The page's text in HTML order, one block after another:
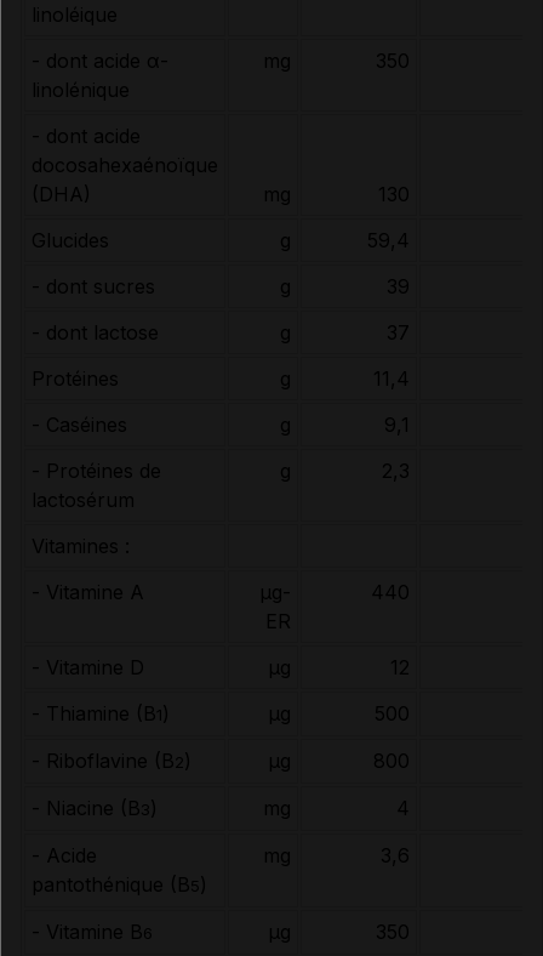
linoléique
- dont acide α-
linolénique
mg 350
- dont acide
docosahexaénoïque
(DHA)
mg
130
Glucides
g
59,4
- dont sucres
g
39
- dont lactose
g
37
Protéines
g
11,4
- Caséines
g
9,1
- Protéines de
lactosérum
g 2,3
Vitamines :
- Vitamine A
µg-
ER
440
- Vitamine D µg
12
- Thiamine (B 1) µg
500
- Riboflavine (B2) µg
800
- Niacine (B3) mg
4
- Acide
pantothénique (B5)
mg 3,6
- Vitamine B6 µg
350